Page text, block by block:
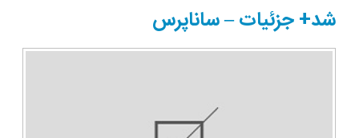
شد+ جزئیات – ساناپرس